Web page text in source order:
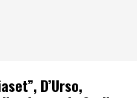
D’Urso,